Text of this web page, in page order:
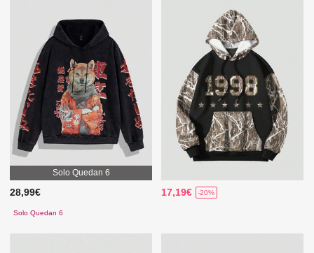
Solo Quedan 6
28,99€
Solo Quedan 6
17,19€ -20%